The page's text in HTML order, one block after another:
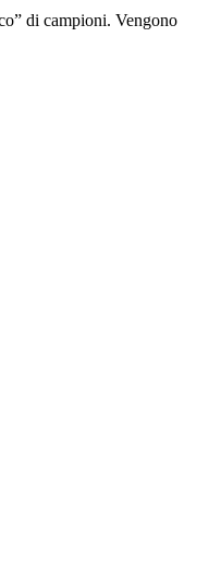
di campioni. Vengono